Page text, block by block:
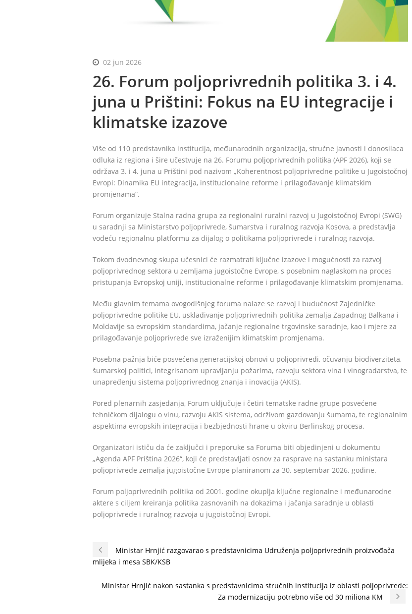
02 jun 2026
26. Forum poljoprivrednih politika 3. i 4.
juna u Prištini: Fokus na EU integracije i
klimatske izazove
Više od 110 predstavnika institucija, međunarodnih organizacija, stručne javnosti i donosilaca
odluka iz regiona i šire učestvuje na 26. Forumu poljoprivrednih politika (APF 2026), koji se
održava 3. i 4. juna u Prištini pod nazivom „Koherentnost poljoprivredne politike u Jugoistočnoj
Evropi: Dinamika EU integracija, institucionalne reforme i prilagođavanje klimatskim
promjenama“.
Forum organizuje Stalna radna grupa za regionalni ruralni razvoj u Jugoistočnoj Evropi (SWG)
u saradnji sa Ministarstvo poljoprivrede, šumarstva i ruralnog razvoja Kosova, a predstavlja
vodeću regionalnu platformu za dijalog o politikama poljoprivrede i ruralnog razvoja.
Tokom dvodnevnog skupa učesnici će razmatrati ključne izazove i mogućnosti za razvoj
poljoprivrednog sektora u zemljama jugoistočne Evrope, s posebnim naglaskom na proces
pristupanja Evropskoj uniji, institucionalne reforme i prilagođavanje klimatskim promjenama.
Među glavnim temama ovogodišnjeg foruma nalaze se razvoj i budućnost Zajedničke
poljoprivredne politike EU, usklađivanje poljoprivrednih politika zemalja Zapadnog Balkana i
Moldavije sa evropskim standardima, jačanje regionalne trgovinske saradnje, kao i mjere za
prilagođavanje poljoprivrede sve izraženijim klimatskim promjenama.
Posebna pažnja biće posvećena generacijskoj obnovi u poljoprivredi, očuvanju biodiverziteta,
šumarskoj politici, integrisanom upravljanju požarima, razvoju sektora vina i vinogradarstva, te
unapređenju sistema poljoprivrednog znanja i inovacija (AKIS).
Pored plenarnih zasjedanja, Forum uključuje i četiri tematske radne grupe posvećene
tehničkom dijalogu o vinu, razvoju AKIS sistema, održivom gazdovanju šumama, te regionalnim
aspektima evropskih integracija i bezbjednosti hrane u okviru Berlinskog procesa.
Organizatori ističu da će zaključci i preporuke sa Foruma biti objedinjeni u dokumentu
„Agenda APF Priština 2026“, koji će predstavljati osnov za rasprave na sastanku ministara
poljoprivrede zemalja jugoistočne Evrope planiranom za 30. septembar 2026. godine.
Forum poljoprivrednih politika od 2001. godine okuplja ključne regionalne i međunarodne
aktere s ciljem kreiranja politika zasnovanih na dokazima i jačanja saradnje u oblasti
poljoprivrede i ruralnog razvoja u jugoistočnoj Evropi.
Ministar Hrnjić razgovarao s predstavnicima Udruženja poljoprivrednih proizvođača
mlijeka i mesa SBK/KSB
Ministar Hrnjić nakon sastanka s predstavnicima stručnih institucija iz oblasti poljoprivrede:
Za modernizaciju potrebno više od 30 miliona KM